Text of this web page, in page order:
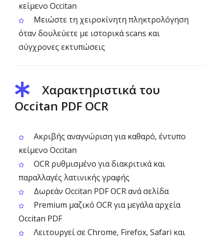
κείμενο Occitan
Μειώστε τη χειροκίνητη πληκτρολόγηση
όταν δουλεύετε με ιστορικά scans και
σύγχρονες εκτυπώσεις
Χαρακτηριστικά του
Occitan PDF OCR
Ακριβής αναγνώριση για καθαρό, έντυπο
κείμενο Occitan
OCR ρυθμισμένο για διακριτικά και
παραλλαγές λατινικής γραφής
Δωρεάν Occitan PDF OCR ανά σελίδα
Premium μαζικό OCR για μεγάλα αρχεία
Occitan PDF
Λειτουργεί σε Chrome, Firefox, Safari και